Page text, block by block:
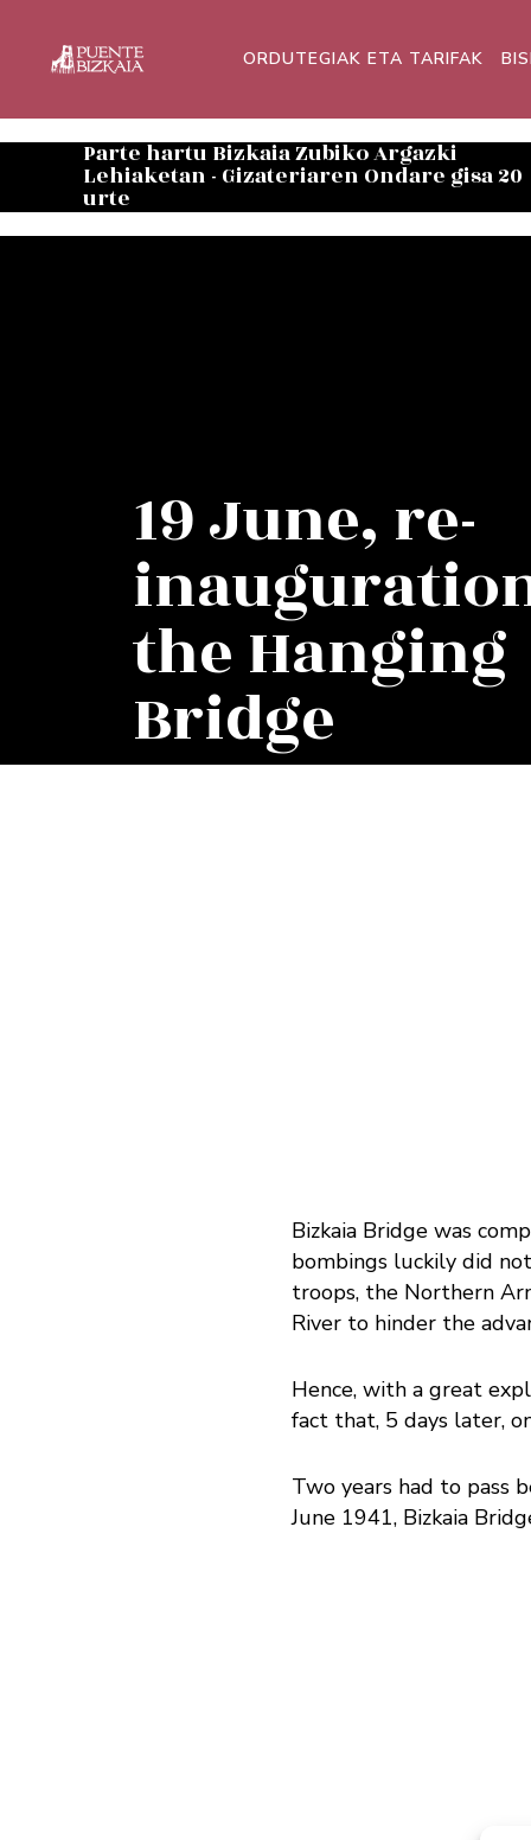
ORDUTEGIAK ETA TARIFAK
Parte hartu Bizkaia Zubiko Argazki
Lehiaketan - Gizateriaren Ondare gisa 20
urte
19 June, re-
the Hanging
Bridge
Bizkaia Bridge was
bombings luckily did
troops, the Northern
River to hinder the
Hence, with a great
fact that, 5 days later,
Two years had to pass
June 1941, Bizkaia